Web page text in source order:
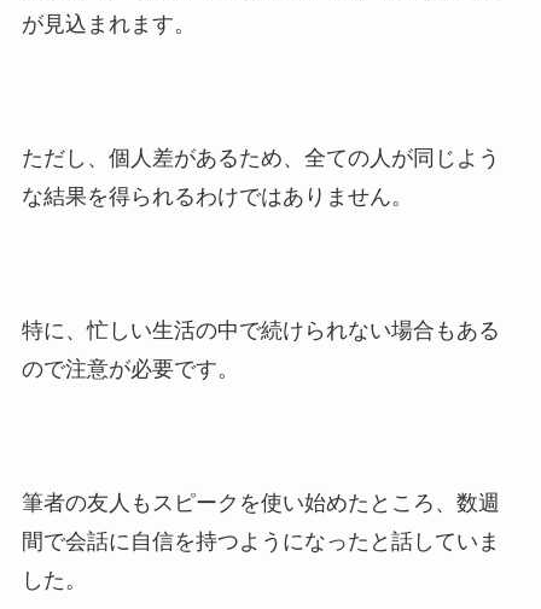
が見込まれます。
ただし、個人差があるため、全ての人が同じよう
な結果を得られるわけではありません。
特に、忙しい生活の中で続けられない場合もある
ので注意が必要です。
筆者の友人もスピークを使い始めたところ、数週
間で会話に自信を持つようになったと話していま
した。